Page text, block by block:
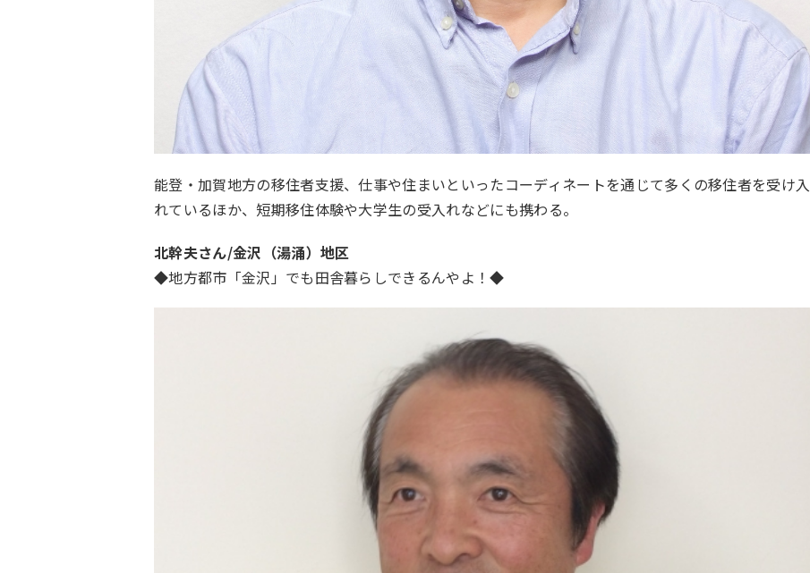
能登・加賀地方の移住者支援、仕事や住まいといったコーディネートを通じて多くの移住者を受け入
れているほか、短期移住体験や大学生の受入れなどにも携わる。
北幹夫さん/金沢（湯涌）地区
◆地方都市「金沢」でも田舎暮らしできるんやよ！◆